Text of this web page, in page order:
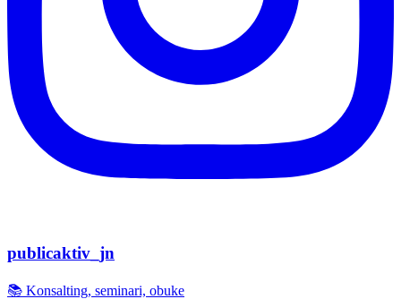
publicaktiv_jn
📚 Konsalting, seminari, obuke